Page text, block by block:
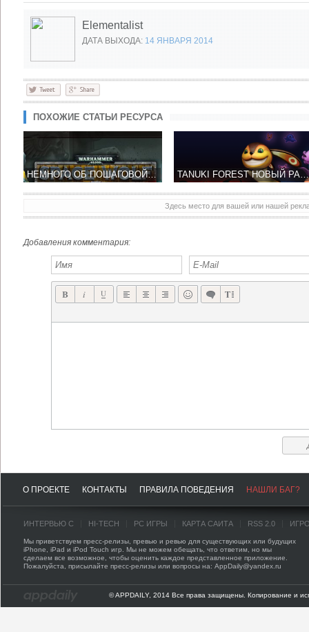
Elementalist
ДАТА ВЫХОДА: 14 ЯНВАРЯ 2014
ПОХОЖИЕ СТАТЬИ РЕСУРСА
НЕМНОГО ОБ ПОШАГОВОЙ СТРАТЕГИИ WARHAMMER 40,000: SPACE WOLF TANUKI FOREST НОВЫЙ РАННЕР ПО СПАСЕНИЮ ЛЕСНЫХ ЖИВОТНЫХ
Здесь место для вашей или нашей
Добавления комментария:
О ПРОЕКТЕ КОНТАКТЫ ПРАВИЛА ПОВЕДЕНИЯ НАШЛИ БАГ?
ИНТЕРВЬЮ С HI-TECH PC ИГРЫ КАРТА САЙТА RSS 2.0
Мы приветствуем пресс-релизы, превью и ревью для существующих или будущих
iPhone, iPad и iPod Touch игр. Мы не можем обещать, что ответим, но мы
сделаем все возможное, чтобы оценить каждое представленное приложение.
Пожалуйста, присылайте пресс-релизы или вопросы на: AppDaily@yandex.ru
© APPDAILY, 2014 Все права защищены. Копирование и